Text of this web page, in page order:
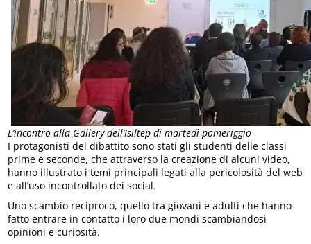
L’incontro alla Gallery dell’Isiltep di martedì pomeriggio
I protagonisti del dibattito sono stati gli studenti delle classi
prime e seconde, che attraverso la creazione di alcuni video,
hanno illustrato i temi principali legati alla pericolosità del web
e all’uso incontrollato dei social.
Uno scambio reciproco, quello tra giovani e adulti che hanno
fatto entrare in contatto i loro due mondi scambiandosi
opinioni e curiosità.